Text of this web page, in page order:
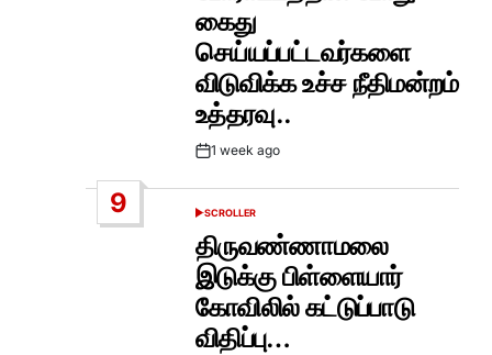
கைது
செய்யப்பட்டவர்களை
விடுவிக்க உச்ச நீதிமன்றம்
உத்தரவு..
Post1 week ago
9
POSTED
SCROLLER
திருவண்ணாமலை
இடுக்கு பிள்ளையார்
கோவிலில் கட்டுப்பாடு
விதிப்பு…